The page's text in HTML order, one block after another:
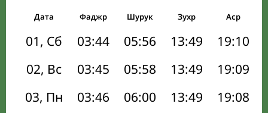
Дата Фаджр Шурук Зухр Аср
01, Сб 03:44 05:56 13:49 19:10
02, Вс
03:45 05:58 13:49 19:09
03, Пн
03:46 06:00 13:49 19:08